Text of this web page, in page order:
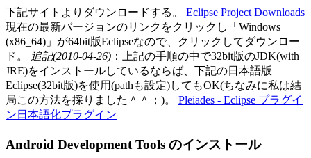
下記サイトよりダウンロードする。 Eclipse Project Downloads
現在の最新バージョンのリンクをクリックし「Windows
(x86_64)」が64bit版Eclipseなので、クリックしてダウンロー
ド。 追記(2010-04-26) ：上記の手順の中で32bit版のJDK(with
JRE)をインストールしているならば、下記の日本語版
Eclipse(32bit版)を使用(pathも設定)してもOK(ちなみに私は結
局この方法を採りました＾＾；)。 Pleiades - Eclipse プラグイ
ン日本語化プラグイン
Android Development Tools のインストール